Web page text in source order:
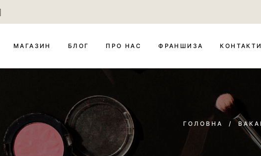
МАГАЗИН БЛОГ ПРО НАС ФРАНШИЗА КОНТАКТИ
КОРЗИНА
ГОЛОВНА /